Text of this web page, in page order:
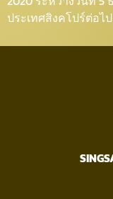
ประเทศสิงคโปร์ต่อไป